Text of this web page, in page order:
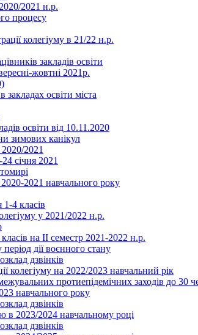
2021 н.р.
процесу
колегіуму в 21/22 н.р.
закладів освіти
жовтні 2021р.
освіти міста
освіти від 10.11.2020
зимових канікул
2021
січня 2021
2021 навчального року
4 класів
у 2021/2022 н.р.
на ІІ семестр 2021-2022 н.р.
дії воєнного стану
дзвінків
колегіуму на 2022/2023 навчальний рік
протиепідемічних заходів до 30
навчального року
дзвінків
в 2023/2024 навчальному році
дзвінків